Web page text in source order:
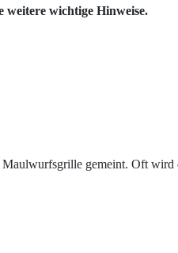
weitere wichtige Hinweise.
gemeint. Oft wird